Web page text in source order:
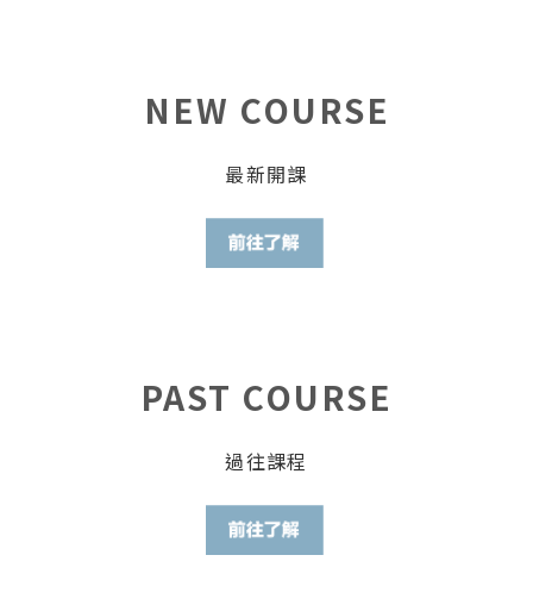
NEW COURSE
最新開課
PAST COURSE
過往課程